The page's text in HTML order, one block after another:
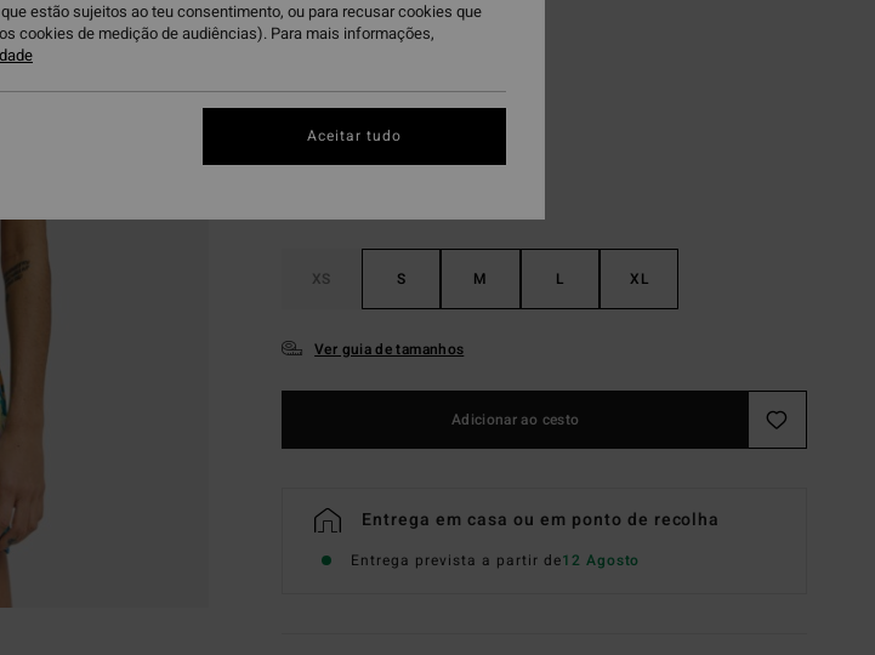
DUPLA PROMO 10%
XS S M L XL
Ver guia de tamanhos
Adicionar ao cesto
Entrega em casa ou em ponto de recolha
Entrega prevista a partir de12 Agosto
estão sujeitos ao teu consentimento, ou para recusar cookies que
cookies de medição de audiências). Para mais informações,
Aceitar tudo